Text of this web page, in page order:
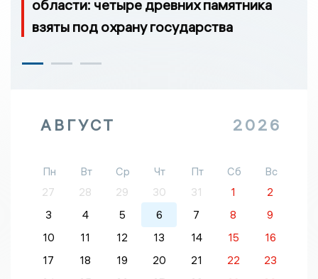
области: четыре древних памятника
взяты под охрану государства
АВГУСТ 2026
Пн Вт Ср Чт Пт Сб
Вс
27
28 29 30 31 1
2
3
4 5 6 7 8
9
10
11 12 13 14 15
16
17
18 19 20 21 22
23